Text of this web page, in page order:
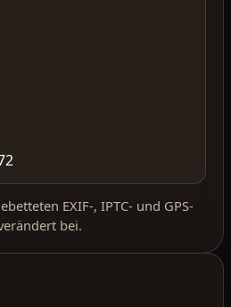
EXIF-, IPTC- und GPS-
bei.